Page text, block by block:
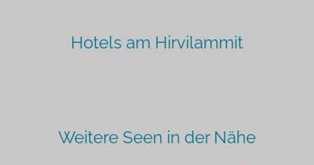
Hotels am Hirvilammit
Weitere Seen in der Nähe